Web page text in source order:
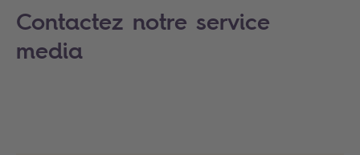
Contactez notre service
media